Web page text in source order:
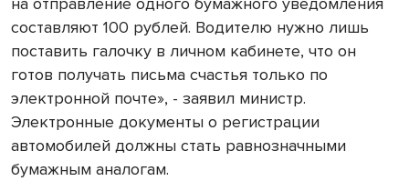
составляют 100 рублей. Водителю нужно лишь
поставить галочку в личном кабинете, что он
готов получать письма счастья только по
электронной почте», - заявил министр.
Электронные документы о регистрации
автомобилей должны стать равнозначными
бумажным аналогам.